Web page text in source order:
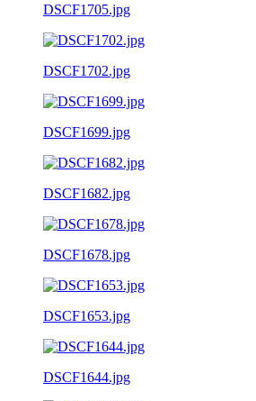
DSCF1705.jpg
DSCF1702.jpg
DSCF1699.jpg
DSCF1682.jpg
DSCF1678.jpg
DSCF1653.jpg
DSCF1644.jpg